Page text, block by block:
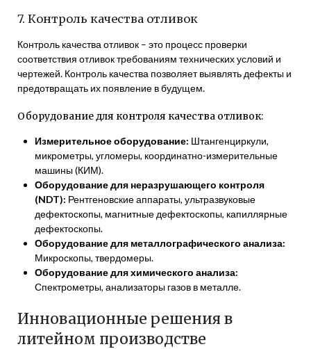
7. Контроль качества отливок
Контроль качества отливок – это процесс проверки
соответствия отливок требованиям технических условий и
чертежей. Контроль качества позволяет выявлять дефекты и
предотвращать их появление в будущем.
Оборудование для контроля качества отливок:
Измерительное оборудование: Штангенциркули,
микрометры, угломеры, координатно-измерительные
машины (КИМ).
Оборудование для неразрушающего контроля
(NDT): Рентгеновские аппараты, ультразвуковые
дефектоскопы, магнитные дефектоскопы, капиллярные
дефектоскопы.
Оборудование для металлографического анализа:
Микроскопы, твердомеры.
Оборудование для химического анализа:
Спектрометры, анализаторы газов в металле.
Инновационные решения в
литейном производстве